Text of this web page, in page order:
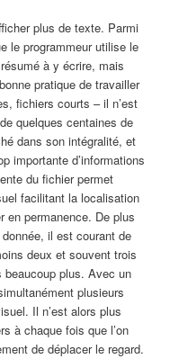
plus de texte. Parmi
le programmeur utilise le
à y écrire, mais
pratique de travailler
fichiers courts – il n’est
quelques centaines de
dans son intégralité, et
importante d’informations
du fichier permet
facilitant la localisation
en permanence. De plus
il est courant de
deux et souvent trois
beaucoup plus. Avec un
plusieurs
Il n’est alors plus
à chaque fois que l’on
de déplacer le regard.